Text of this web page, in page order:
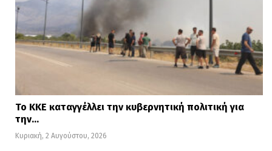
Το ΚΚΕ καταγγέλλει την κυβερνητική πολιτική για
την…
Κυριακή, 2 Αυγούστου, 2026